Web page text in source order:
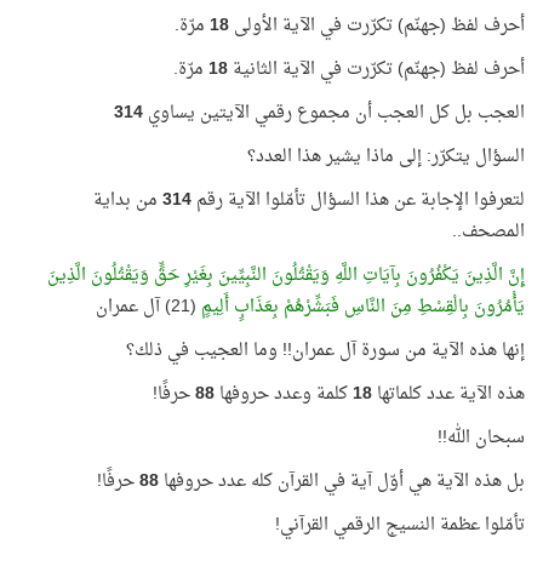
أحرف لفظ (جهنّم) تكرّرت في الآية الأولى18مرّة.
أحرف لفظ (جهنّم) تكرّرت في الآية الثانية18مرّة.
العجب بل كل العجب أن مجموع رقمي الآيتين يساوي314
السؤال يتكرّر: إلى ماذا يشير هذا العدد؟
لتعرفوا الإجابة عن هذا السؤال تأمّلوا الآية رقم314من بداية
المصحف..
إِنَّ الَّذِينَ يَكْفُرُونَ بِآيَاتِ اللَّهِ وَيَقْتُلُونَ النَّبِيِّينَ بِغَيْرِ حَقٍّ وَيَقْتُلُونَ الَّذِينَ
يَأْمُرُونَ بِالْقِسْطِ مِنَ النَّاسِ فَبَشِّرْهُمْ بِعَذَابٍ أَلِيمٍ (21) آل عمران
إنها هذه الآية من سورة آل عمران!! وما العجيب في ذلك؟
هذه الآية عدد كلماتها18كلمة وعدد حروفها88حرفًا!
سبحان الله!!
بل هذه الآية هي أوّل آية في القرآن كله عدد حروفها88حرفًا!
تأمّلوا عظمة النسيج الرقمي القرآني!